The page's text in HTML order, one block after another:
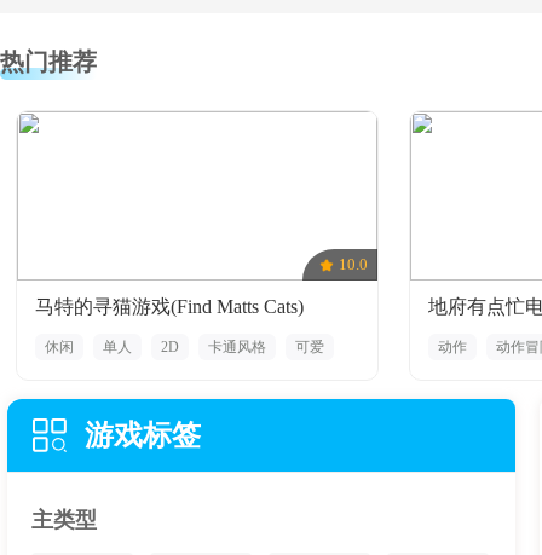
热门推荐
10.0
马特的寻猫游戏(Find Matts Cats)
休闲 单人 2D 卡通风格
可爱
地府有点忙
动作
动作冒
游戏标签
主类型